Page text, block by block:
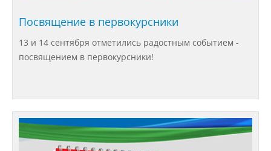
Миссия, цель и ценности УдГАУ
Ректорат
Документы
Посвящение в первокурсники
13 и 14 сентября отметились радостным событием -
посвящением в первокурсники!